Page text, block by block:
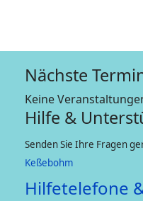
Nächste
Keine
Hilfe &
Senden Sie Ihre Fragen
Keßebohm
Hilfetelefone